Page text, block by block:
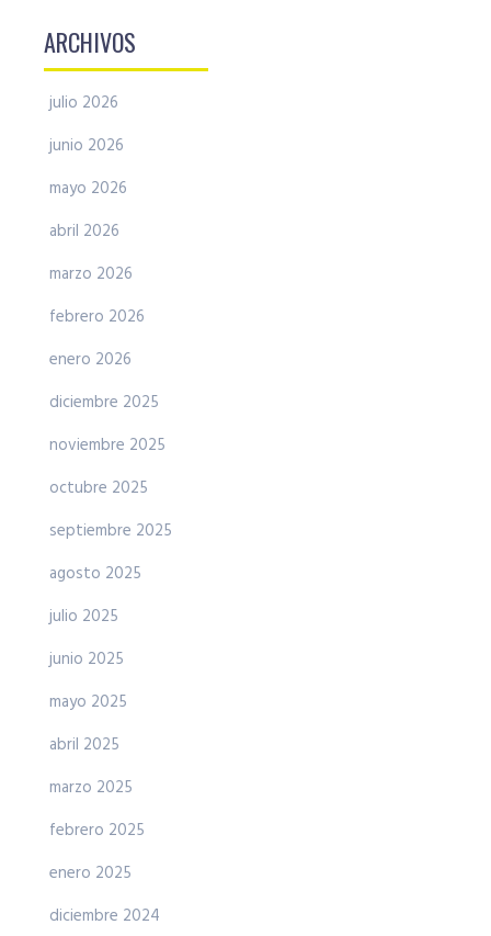
ARCHIVOS
julio 2026
junio 2026
mayo 2026
abril 2026
marzo 2026
febrero 2026
enero 2026
diciembre 2025
noviembre 2025
octubre 2025
septiembre 2025
agosto 2025
julio 2025
junio 2025
mayo 2025
abril 2025
marzo 2025
febrero 2025
enero 2025
diciembre 2024